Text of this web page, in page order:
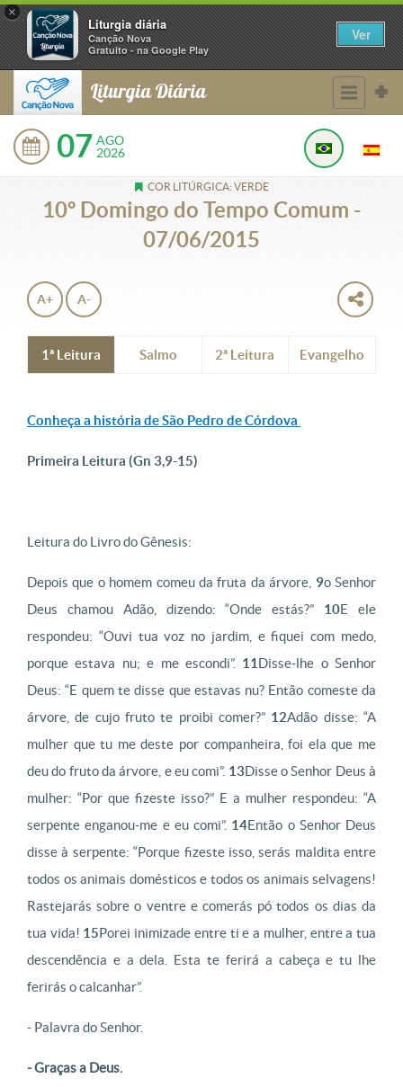
×
Liturgia diária
Canção Nova
Gratuito - na Google Play
Ver
Liturgia Diária
07 AGO
2026
COR LITÚRGICA: VERDE
10º Domingo do Tempo Comum -
07/06/2015
A+ A-
1ª Leitura Salmo 2ª Leitura Evangelho
Conheça a história de São Pedro de Córdova
Primeira Leitura (Gn 3,9-15)
Leitura do Livro do Gênesis:
Depois que o homem comeu da fruta da árvore, 9o Senhor
Deus chamou Adão, dizendo: “Onde estás?” 10E ele
respondeu: “Ouvi tua voz no jardim, e fiquei com medo,
porque estava nu; e me escondi”. 11 Disse-lhe o Senhor
Deus: “E quem te disse que estavas nu? Então comeste da
árvore, de cujo fruto te proibi comer?” 12Adão disse: “A
mulher que tu me deste por companheira, foi ela que me
deu do fruto da árvore, e eu comi”. 13Disse o Senhor Deus à
mulher: “Por que fizeste isso?” E a mulher respondeu: “A
serpente enganou-me e eu comi”. 14Então o Senhor Deus
disse à serpente: “Porque fizeste isso, serás maldita entre
todos os animais domésticos e todos os animais selvagens!
Rastejarás sobre o ventre e comerás pó todos os dias da
tua vida! 15Porei inimizade entre ti e a mulher, entre a tua
descendência e a dela. Esta te ferirá a cabeça e tu lhe
ferirás o calcanhar”.
- Palavra do Senhor.
- Graças a Deus.